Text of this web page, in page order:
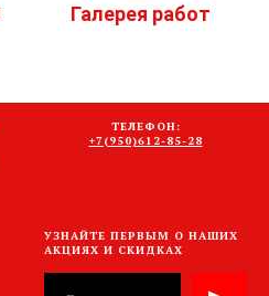
Галерея работ
ТЕЛЕФОН:
+7(950)612-85-28
УЗНАЙТЕ ПЕРВЫМ О НАШИХ
АКЦИЯХ И СКИДКАХ